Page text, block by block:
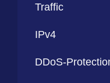
Traffic
IPv4
DDoS-